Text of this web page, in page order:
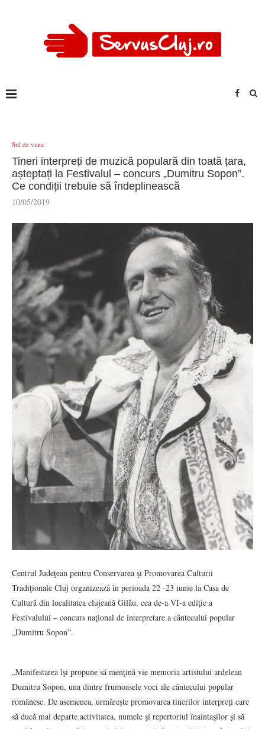
Stil de viata
Tineri interpreți de muzică populară din toată țara,
așteptați la Festivalul – concurs „Dumitru Sopon”.
Ce condiții trebuie să îndeplinească
10/05/2019
Centrul Judeţean pentru Conservarea şi Promovarea Culturii
Tradiţionale Cluj organizează în perioada 22 -23 iunie la Casa de
Cultură din localitatea clujeană Gilău, cea de-a VI-a ediţie a
Festivalului – concurs naţional de interpretare a cântecului popular
„Dumitru Sopon”.
„Manifestarea îşi propune să menţină vie memoria artistului ardelean
Dumitru Sopon, una dintre frumoasele voci ale cântecului popular
românesc. De asemenea, urmărește promovarea tinerilor interpreţi care
să ducă mai departe activitatea, numele şi repertoriul înaintaşilor și să